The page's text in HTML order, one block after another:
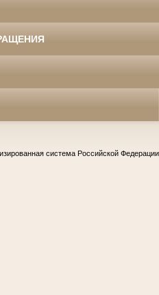
система Российской